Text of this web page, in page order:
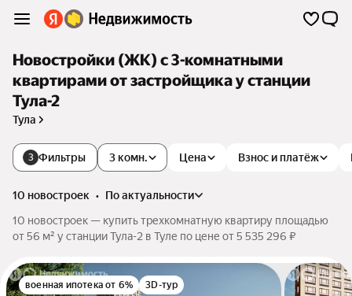
Новостройки (ЖК) с 3-комнатными
квартирами от застройщика у станции
Тула-2
Тула
3 Фильтры Цена Взнос и платёж
3 комн.
10 новостроек •
по актуальности
10 новостроек — купить трехкомнатную квартиру площадью
от 56 м² у станции Тула-2 в Туле по цене от 5 535 296 ₽
военная ипотека от 6% 3D-тур